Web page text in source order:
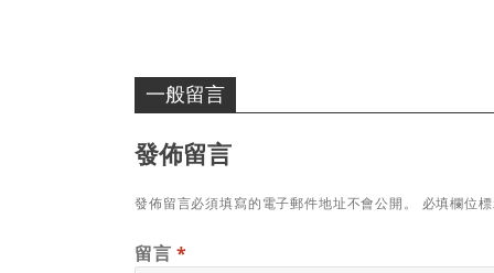
一般留言
發佈留言
發佈留言必須填寫的電子郵件地址不會公開。 必填欄位
留言 *